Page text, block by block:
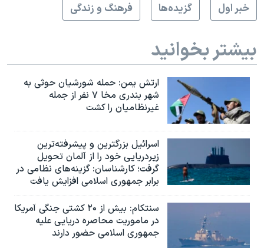
خبر اول
گزيده‌ها فرهنگ و زندگی
بیشتر بخوانید
ارتش یمن: حمله شورشیان حوثی به
شهر بندری مخا ۷ نفر از جمله
غیرنظامیان را کشت
اسرائيل بزرگترین و پیشرفته‌ترین
زیردریایی خود را از آلمان تحویل
گرفت؛ کارشناسان: گزینه‌های نظامی در
برابر جمهوری اسلامی افزایش یافت
سنتکام: بیش از ۲۰ کشتی جنگی آمریکا
در ماموریت محاصره دریایی علیه
جمهوری اسلامی حضور دارند